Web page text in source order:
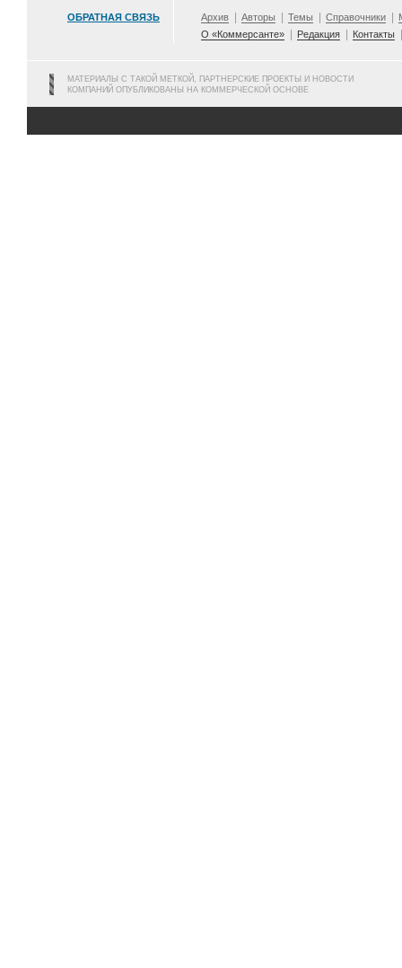
ОБРАТНАЯ СВЯЗЬ Архив Авторы Темы Справочники
О «Коммерсанте»
Редакция Контакты
МАТЕРИАЛЫ С ТАКОЙ МЕТКОЙ, ПАРТНЕРСКИЕ ПРОЕКТЫ И НОВОСТИ
КОМПАНИЙ ОПУБЛИКОВАНЫ НА КОММЕРЧЕСКОЙ ОСНОВЕ